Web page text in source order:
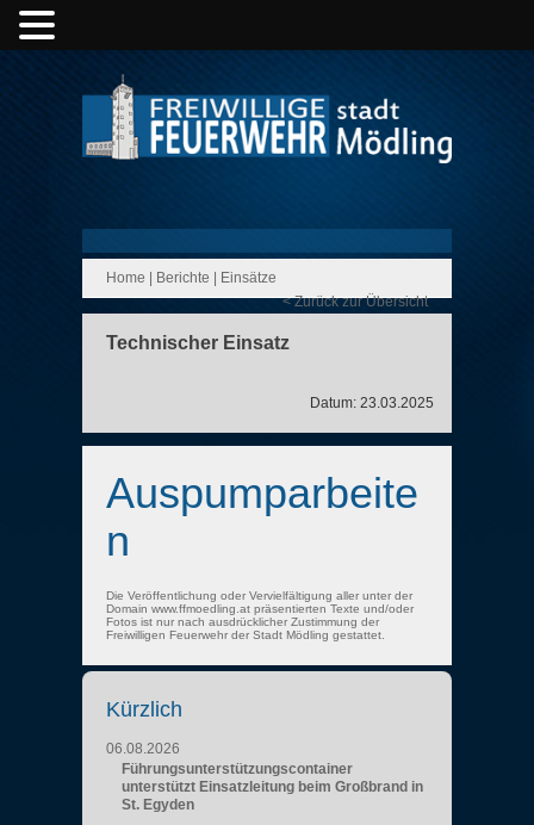
Home Berichte
Einsätze
< Zurück zur Übersicht
Technischer Einsatz
Datum: 23.03.2025
Auspumparbeite
n
Die Veröffentlichung oder Vervielfältigung aller unter der
Domain www.ffmoedling.at präsentierten Texte und/oder
Fotos ist nur nach ausdrücklicher Zustimmung der
Freiwilligen Feuerwehr der Stadt Mödling gestattet.
Kürzlich
06.08.2026
Führungsunterstützungscontainer
unterstützt Einsatzleitung beim Großbrand in
St. Egyden